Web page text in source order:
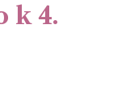
k 4.